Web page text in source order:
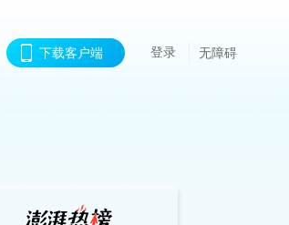
下载客户端 登录 无障碍